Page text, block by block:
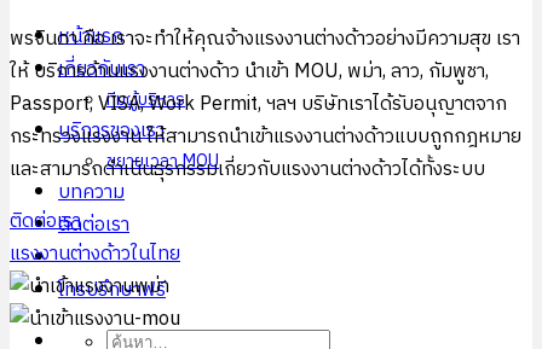
หน้าแรก
เกี่ยวกับเรา
ทีมผู้บริหาร
บริการของเรา
ขยายเวลา MOU
บทความ
ติดต่อเรา
โทรปรึกษาฟรี
พรจินดา คือ เราจะทำให้คุณจ้างแรงงานต่างด้าวอย่างมีความสุข เรา
ให้ บริการด้านแรงงานต่างด้าว นำเข้า MOU, พม่า, ลาว, กัมพูชา,
Passport, VISA, Work Permit, ฯลฯ บริษัทเราได้รับอนุญาตจาก
กระทรวงแรงงาน ให้สามารถนำเข้าแรงงานต่างด้าวแบบถูกกฎหมาย
และสามารถดำเนินธุรกรรมเกี่ยวกับแรงงานต่างด้าวได้ทั้งระบบ
ติดต่อเรา
แรงงานต่างด้าวในไทย